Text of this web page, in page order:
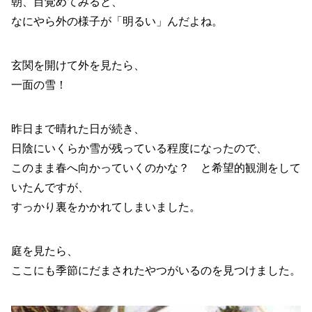
なにやら外の様子が「明るい」んだよね。
玄関を開けて外を見たら、
一面の雪！
昨日まで晴れた日が続き、
日陰にいくらか雪が残っている程度になったので、
このまま春へ向かっていくのかな？ と希望的観測をして
いたんですが、
すっかり裏をかかれてしまいました。
庭を見たら、
ここにも季節にだまされたやつがいるのを見つけました。